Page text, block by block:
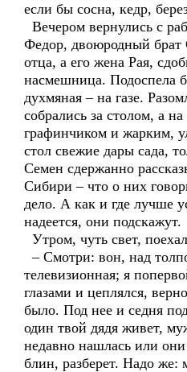
если бы сосна, кедр,
Вечером вернулись с
Федор, двоюродный брат
отца, а его жена Рая,
насмешница. Подоспела
духмяная – на газе.
собрались за столом, а
графинчиком и жарким,
стол свежие дары сада,
Семен сдержанно
Сибири – что о них
дело. А как и где лучше
надеется, они подскажут.
Утром, чуть свет,
– Смотри: вон, над
телевизионная; я
глазами и цеплялся,
было. Под нее и седня
один твой дядя живет,
недавно нашлась или
блин, разберет. Надо же: